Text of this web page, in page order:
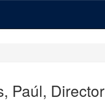
Paúl, Director